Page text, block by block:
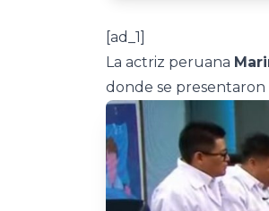
[ad_1]
La actriz peruana
donde se presentaron